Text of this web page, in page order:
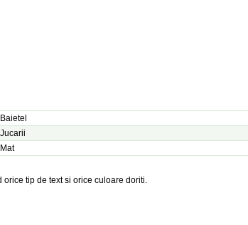
Baietel
Jucarii
Mat
tip de text si orice culoare doriti.